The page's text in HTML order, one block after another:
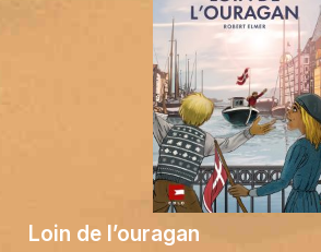
Loin de l’ouragan